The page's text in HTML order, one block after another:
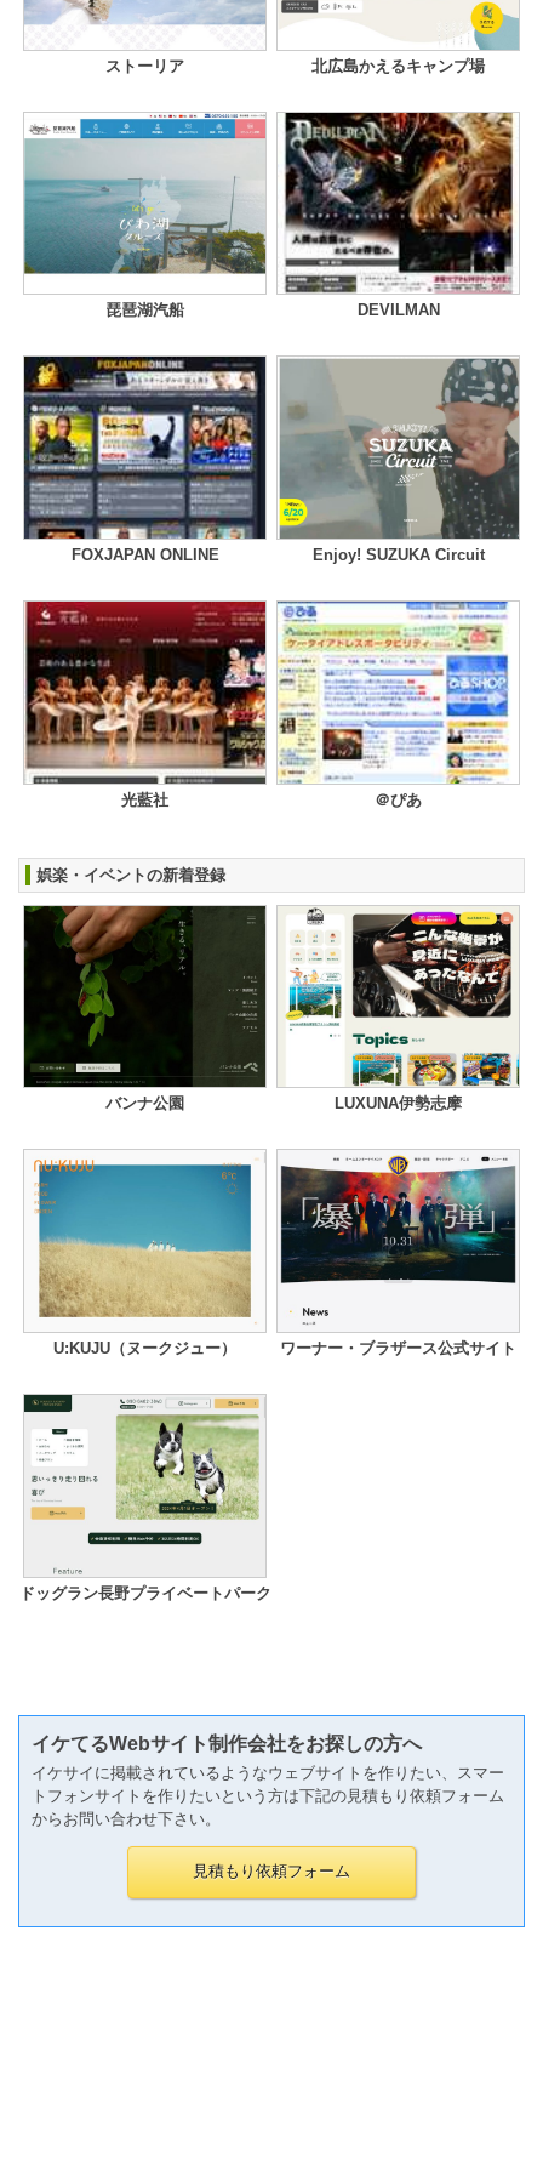
ストーリア 北広島かえるキャンプ場
琵琶湖汽船 DEVILMAN
FOXJAPAN ONLINE Enjoy! SUZUKA Circuit
光藍社 ＠ぴあ
娯楽・イベントの新着登録
バンナ公園 LUXUNA伊勢志摩
U:KUJU（ヌークジュー） ワーナー・ブラザース公式サイト
ドッグラン長野プライベートパーク
イケてるWebサイト制作会社をお探しの方へ
イケサイに掲載されているようなウェブサイトを作りたい、スマー
トフォンサイトを作りたいという方は下記の見積もり依頼フォーム
からお問い合わせ下さい。